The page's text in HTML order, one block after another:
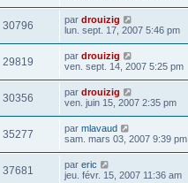
30796 par drouizig
lun. sept. 17, 2007 5:46 pm
29819 par drouizig
ven. sept. 14, 2007 5:25 pm
30356 par drouizig
ven. juin 15, 2007 2:35 pm
35277 par mlavaud
sam. mars 03, 2007 9:39 pm
37681 par eric
jeu. févr. 15, 2007 11:36 am